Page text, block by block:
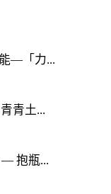
—「力...
青土...
— 抱瓶...